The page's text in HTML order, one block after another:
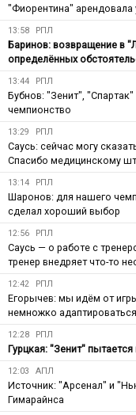
"Фиорентина" арендовала
13:58 РПЛ
Баринов: возвращение в
определённых
13:44 РПЛ
Бубнов: "Зенит",
чемпионство
13:29 РПЛ
Саусь: сейчас могу
Спасибо медицинскому
13:14 РПЛ
Шаронов: для нашего
сделал хороший выбор
12:56 РПЛ
Саусь — о работе с
тренер внедряет что-то
12:42 РПЛ
Егорычев: мы идём от
немножко
12:28 РПЛ
Гурцкая: "Зенит"
12:03 АПЛ
Источник: "Арсенал" и
Гимарайнса